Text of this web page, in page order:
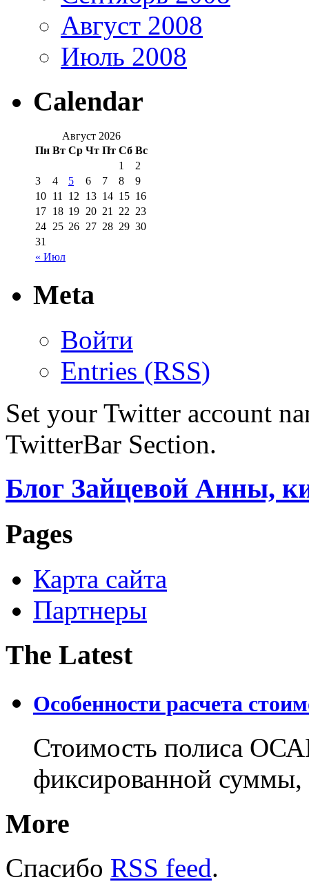
Август 2008
Июль 2008
Calendar
Август 2026
Пн Вт Ср Чт Пт Сб Вс
« Июл
1
2
3
4 5 6 7 8
9
10 11 12 13 14 15 16
17 18 19 20 21 22 23
24 25 26 27 28 29 30
31
Meta
Войти
Entries (RSS)
Set your Twitter account
TwitterBar Section.
Блог Зайцевой Анны,
Pages
Карта сайта
Партнеры
The Latest
Особенности расчета
Стоимость полиса
фиксированной
More
Спасибо RSS feed.